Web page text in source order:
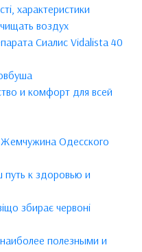
характеристики
воздух
Сиалис Vidalista 40
и комфорт для всей
Жемчужина Одесского
путь к здоровью и
збирає червоні
полезными и